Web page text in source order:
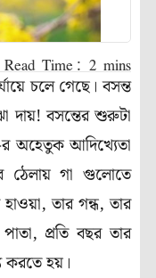
চলে গেছে। বসন্ত
দায়! বসন্তের শুরুটা
অহেতুক আদিখ্যেতা
ঠেলায় গা গুলোতে
তার গন্ধ, তার
প্রতি বছর তার
হয়।